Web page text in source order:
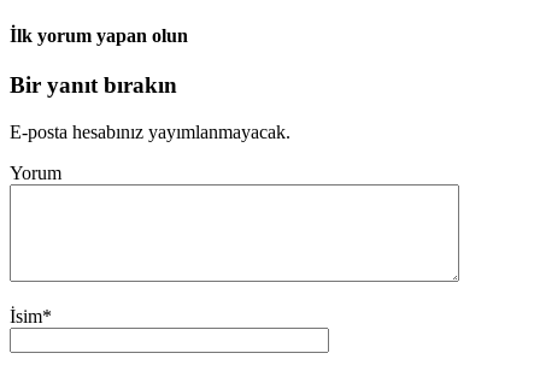
İlk yorum yapan olun
Bir yanıt bırakın
E-posta hesabınız yayımlanmayacak.
Yorum
İsim*